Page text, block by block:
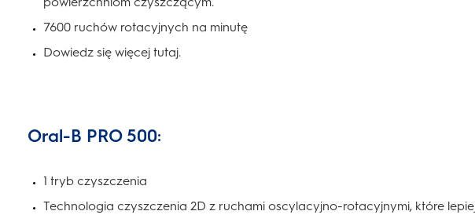
7600 ruchów rotacyjnych na minutę
Dowiedz się więcej tutaj.
Oral-B PRO 500:
1 tryb czyszczenia
Technologia czyszczenia 2D z ruchami oscylacyjno-rotacyjnymi, które